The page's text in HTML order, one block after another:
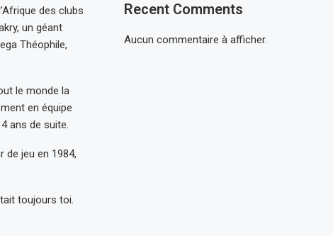
des clubs
un géant
Théophile,
le monde la
en équipe
ans de suite.
de jeu en 1984,
toujours toi.
Recent Comments
Aucun commentaire à afficher.